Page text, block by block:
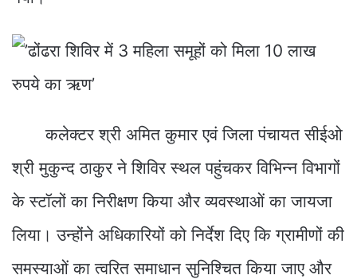
कलेक्टर श्री अमित कुमार एवं जिला पंचायत सीईओ
श्री मुकुन्द ठाकुर ने शिविर स्थल पहुंचकर विभिन्न विभागों
के स्टॉलों का निरीक्षण किया और व्यवस्थाओं का जायजा
लिया। उन्होंने अधिकारियों को निर्देश दिए कि ग्रामीणों की
समस्याओं का त्वरित समाधान सुनिश्चित किया जाए और